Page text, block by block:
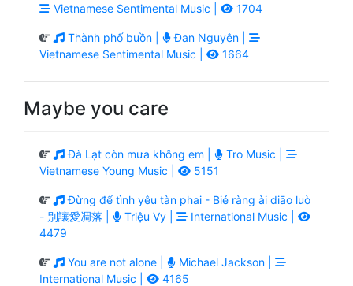
Vietnamese Sentimental Music |
1704
Thành phố buồn |
Đan Nguyên |
Vietnamese Sentimental Music |
1664
Maybe you care
Đà Lạt còn mưa không em |
Tro Music |
Vietnamese Young Music |
5151
Đừng để tình yêu tàn phai - Bié ràng ài diāo luò
- 別讓愛凋落 |
Triệu Vy |
International Music |
4479
You are not alone |
Michael Jackson |
International Music |
4165